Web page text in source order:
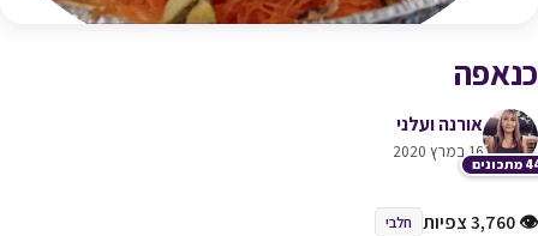
כנאפה
אורנה ועלני
16 במרץ 2020
👁 3,760 צפיות חלבי